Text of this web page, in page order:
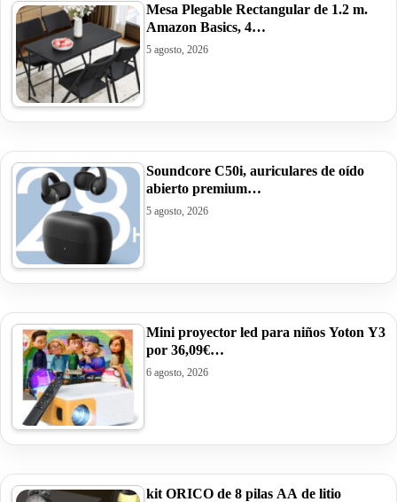
Mesa Plegable Rectangular de 1.2 m.
Amazon Basics, 4…
5 agosto, 2026
Soundcore C50i, auriculares de oído
abierto premium…
5 agosto, 2026
Mini proyector led para niños Yoton Y3
por 36,09€…
6 agosto, 2026
kit ORICO de 8 pilas AA de litio